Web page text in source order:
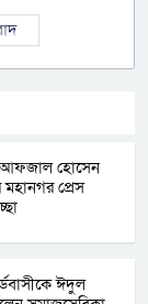
আফজাল হোসেন
প্রেস
ঈদুল